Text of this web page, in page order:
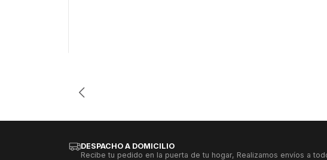
DESPACHO A DOMICILIO
Recibe tu pedido en la puerta de tu hogar, Realizamos envíos a